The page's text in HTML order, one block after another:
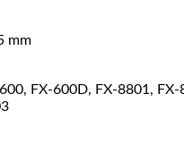
mm
FX-600D, FX-8801, FX-